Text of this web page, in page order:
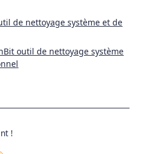
de nettoyage système et de
outil de nettoyage système
!